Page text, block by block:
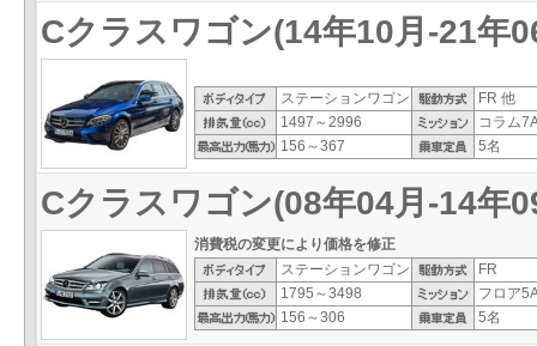
Cクラスワゴン(14年10月-21年
ステーションワゴン
FR 他
1497～2996
コラム
156～367
5名
Cクラスワゴン(08年04月-14年
消費税の変更により価格を修正
ステーションワゴン
FR
1795～3498
フロア
156～306
5名